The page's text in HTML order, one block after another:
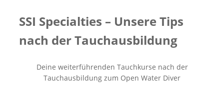
SSI Specialties – Unsere Tips
nach der Tauchausbildung
Deine weiterführenden Tauchkurse nach der
Tauchausbildung zum Open Water Diver